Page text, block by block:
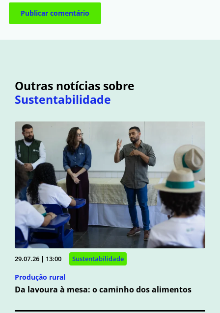
Outras notícias sobre
Sustentabilidade
29.07.26 | 13:00 Sustentabilidade
Produção rural
Da lavoura à mesa: o caminho dos alimentos